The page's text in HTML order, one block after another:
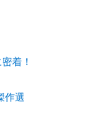
着！
作選